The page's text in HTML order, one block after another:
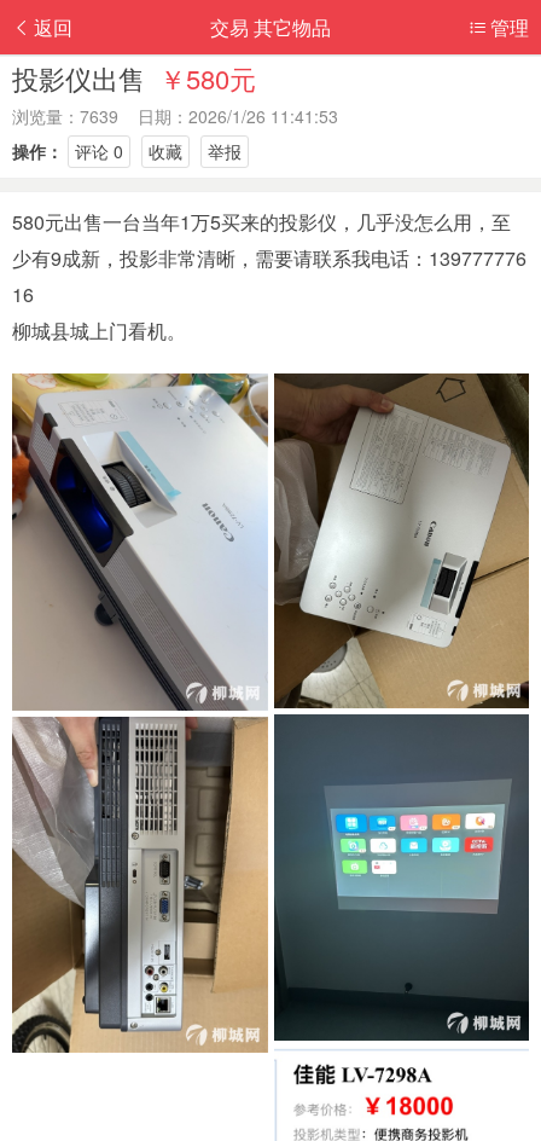
返回 管理
交易 其它物品
投影仪出售 ￥580元
浏览量：7639 日期：2026/1/26 11:41:53
操作：
评论 0 收藏 举报
580元出售一台当年1万5买来的投影仪，几乎没怎么用，至
少有9成新，投影非常清晰，需要请联系我电话：139777776
16
柳城县城上门看机。